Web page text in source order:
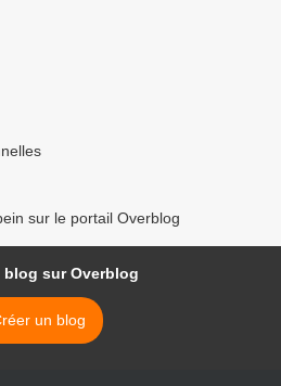
sur le portail Overblog
blog sur Overblog
un blog